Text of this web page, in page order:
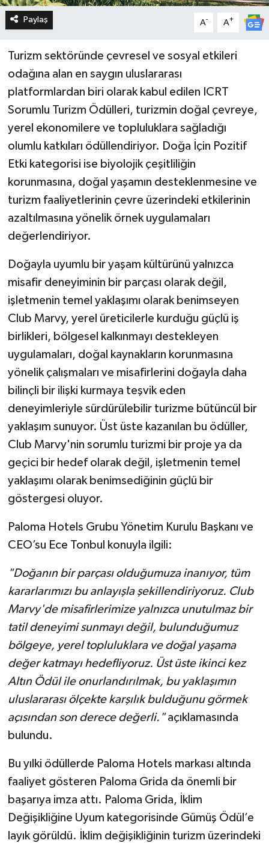
Paylaş A- A+
Turizm sektöründe çevresel ve sosyal etkileri
odağına alan en saygın uluslararası
platformlardan biri olarak kabul edilen ICRT
Sorumlu Turizm Ödülleri, turizmin doğal çevreye,
yerel ekonomilere ve topluluklara sağladığı
olumlu katkıları ödüllendiriyor. Doğa İçin Pozitif
Etki kategorisi ise biyolojik çeşitliliğin
korunmasına, doğal yaşamın desteklenmesine ve
turizm faaliyetlerinin çevre üzerindeki etkilerinin
azaltılmasına yönelik örnek uygulamaları
değerlendiriyor.
Doğayla uyumlu bir yaşam kültürünü yalnızca
misafir deneyiminin bir parçası olarak değil,
işletmenin temel yaklaşımı olarak benimseyen
Club Marvy, yerel üreticilerle kurduğu güçlü iş
birlikleri, bölgesel kalkınmayı destekleyen
uygulamaları, doğal kaynakların korunmasına
yönelik çalışmaları ve misafirlerini doğayla daha
bilinçli bir ilişki kurmaya teşvik eden
deneyimleriyle sürdürülebilir turizme bütüncül bir
yaklaşım sunuyor. Üst üste kazanılan bu ödüller,
Club Marvy'nin sorumlu turizmi bir proje ya da
geçici bir hedef olarak değil, işletmenin temel
yaklaşımı olarak benimsediğinin güçlü bir
göstergesi oluyor.
Paloma Hotels Grubu Yönetim Kurulu Başkanı ve
CEO’su Ece Tonbul konuyla ilgili:
"Doğanın bir parçası olduğumuza inanıyor, tüm
kararlarımızı bu anlayışla şekillendiriyoruz. Club
Marvy'de misafirlerimize yalnızca unutulmaz bir
tatil deneyimi sunmayı değil, bulunduğumuz
bölgeye, yerel topluluklara ve doğal yaşama
değer katmayı hedefliyoruz. Üst üste ikinci kez
Altın Ödül ile onurlandırılmak, bu yaklaşımın
uluslararası ölçekte karşılık bulduğunu görmek
açısından son derece değerli."açıklamasında
bulundu.
Bu yılki ödüllerde Paloma Hotels markası altında
faaliyet gösteren Paloma Grida da önemli bir
başarıya imza attı. Paloma Grida, İklim
Değişikliğine Uyum kategorisinde Gümüş Ödül’e
layık görüldü. İklim değişikliğinin turizm üzerindeki